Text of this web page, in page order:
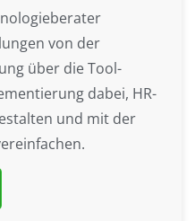
von der
über die Tool-
dabei, HR-
und mit der